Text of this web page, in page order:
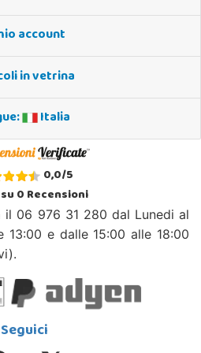
account
in vetrina
Italia
0,0/5
0Recensioni
il 06 976 31 280 dal Lunedi al
13:00 e dalle 15:00 alle 18:00
Seguici